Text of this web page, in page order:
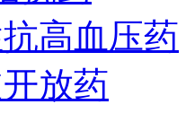
高血压药
放药